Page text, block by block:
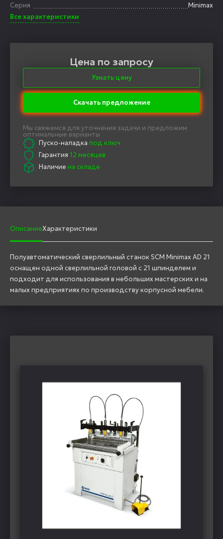
Серия
Minimax
Все характеристики
Цена по запросу
Узнать цену
Скачать предложение
Мы свяжемся для уточнения задачи и предложим
оптимальные варианты
Пуско-наладка под ключ
Гарантия 12 месяцев
Наличие на складе
ОписаниеХарактеристики
Полуавтоматический сверлильный станок SCM Minimax AD 21
оснащен одной сверлильной головой с 21 шпинделем и
подходит для использования в небольших мастерских и на
малых предприятиях по производству корпусной мебели.